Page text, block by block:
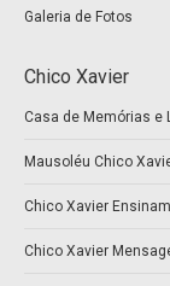
Galeria de Fotos
Chico Xavier
Casa de Memórias e
Mausoléu Chico
Chico Xavier
Chico Xavier